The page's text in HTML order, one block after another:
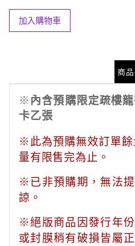
加入購物車
商
※ 內含預購限定疏樓
卡乙張
※此為預購無效訂單
量有限售完為止。
※已非預購期，無法
諒。
※絕版商品因發行年
或封膜稍有破損皆屬